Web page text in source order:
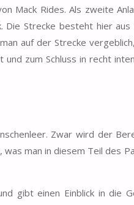
Mack Rides. Als zweite
Die Strecke besteht hier aus
auf der Strecke
zum Schluss in recht
Zwar wird der
man in diesem Teil des
gibt einen Einblick in die